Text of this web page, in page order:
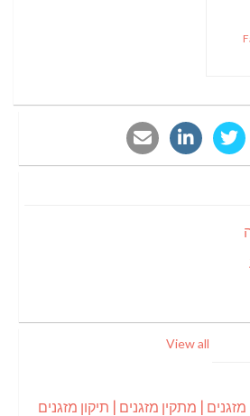
View all
| מתקין מזגנים | תיקון מזגנים